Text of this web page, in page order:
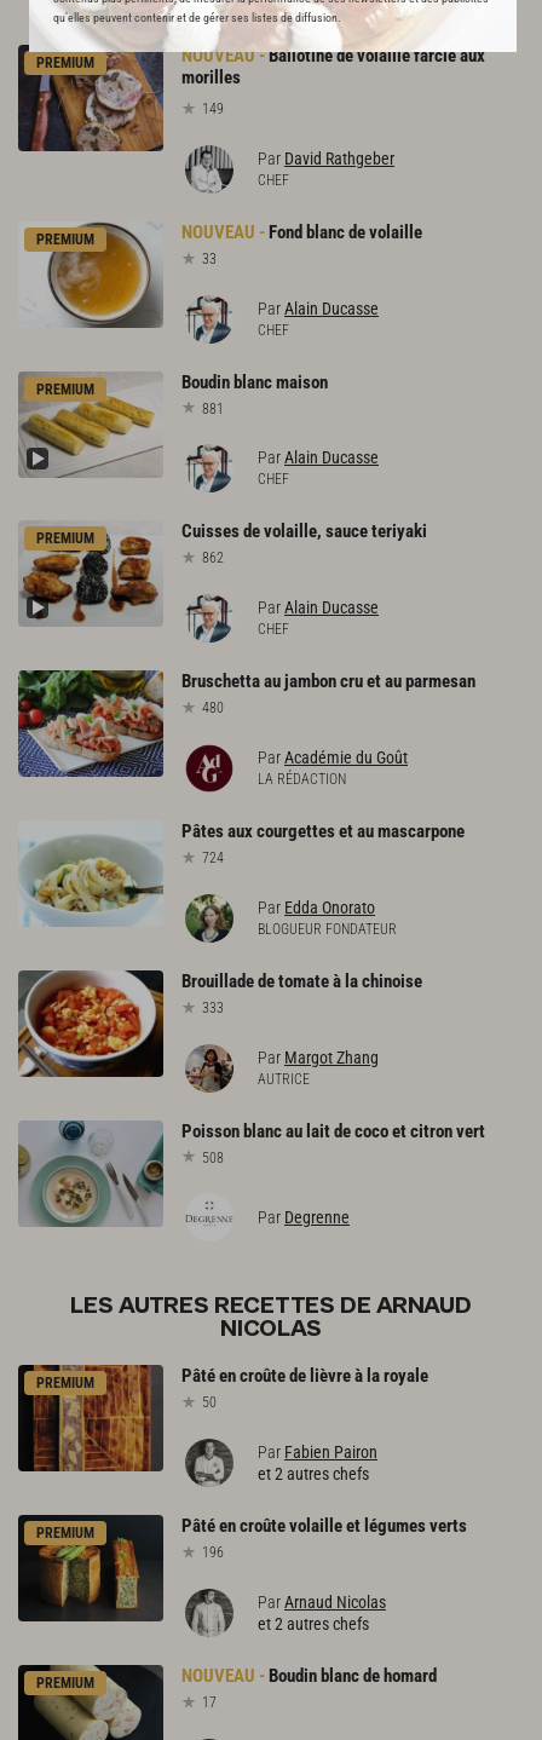
qu’elles peuvent contenir et de gérer ses listes de diffusion.
RECOMMANDE
PREMIUM
Ballotine de volaille farcie aux
morilles
149
Par David Rathgeber
CHEF
PREMIUM Fond blancdevolaille
33
ParAlain Ducasse
CHEF
PREMIUM Boudin blancmaison
881
ParAlain Ducasse
CHEF
PREMIUM Cuissesdevolaille, sauceteriyaki
862
ParAlain Ducasse
CHEF
Bruschettaaujamboncruetauparmesan
480
ParAcadémie du Goût
LA RÉDACTION
Pâtesauxcourgettesetaumascarpone
724
Par Edda Onorato
BLOGUEUR FONDATEUR
Brouilladedetomateà lachinoise
333
Par Margot Zhang
AUTRICE
Poisson blancau laitdecocoetcitronvert
508
Par Degrenne
LES AUTRES RECETTES DE ARNAUD
NICOLAS
PREMIUM Pâtéencroûtede lièvreà laroyale
50
Par Fabien Pairon
et 2 autres chefs
PREMIUM Pâtéencroûtevolailleet légumesverts
196
ParArnaud Nicolas
et 2 autres chefs
PREMIUM Boudin blancde homard
17